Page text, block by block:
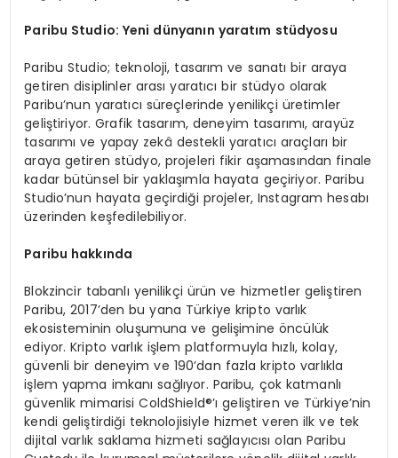
Paribu Studio: Yeni dünyanın yaratım stüdyosu
Paribu Studio; teknoloji, tasarım ve sanatı bir araya
getiren disiplinler arası yaratıcı bir stüdyo olarak
Paribu’nun yaratıcı süreçlerinde yenilikçi üretimler
geliştiriyor. Grafik tasarım, deneyim tasarımı, arayüz
tasarımı ve yapay zekâ destekli yaratıcı araçları bir
araya getiren stüdyo, projeleri fikir aşamasından finale
kadar bütünsel bir yaklaşımla hayata geçiriyor. Paribu
Studio’nun hayata geçirdiği projeler, Instagram hesabı
üzerinden keşfedilebiliyor.
Paribu hakkında
Blokzincir tabanlı yenilikçi ürün ve hizmetler geliştiren
Paribu, 2017’den bu yana Türkiye kripto varlık
ekosisteminin oluşumuna ve gelişimine öncülük
ediyor. Kripto varlık işlem platformuyla hızlı, kolay,
güvenli bir deneyim ve 190’dan fazla kripto varlıkla
işlem yapma imkanı sağlıyor. Paribu, çok katmanlı
güvenlik mimarisi ColdShield®’ı geliştiren ve Türkiye’nin
kendi geliştirdiği teknolojisiyle hizmet veren ilk ve tek
dijital varlık saklama hizmeti sağlayıcısı olan Paribu